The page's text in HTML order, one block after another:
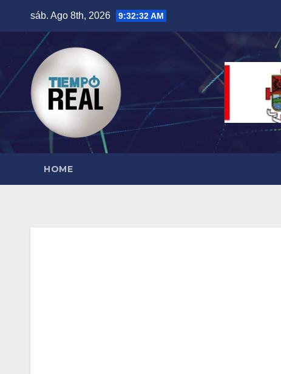
contenido
sáb. Ago 8th, 2026 9:32:33 AM
HOME